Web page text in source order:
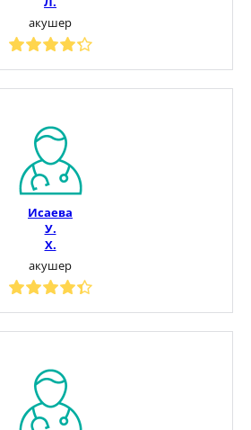
акушер
Исаева
У.
Х.
акушер